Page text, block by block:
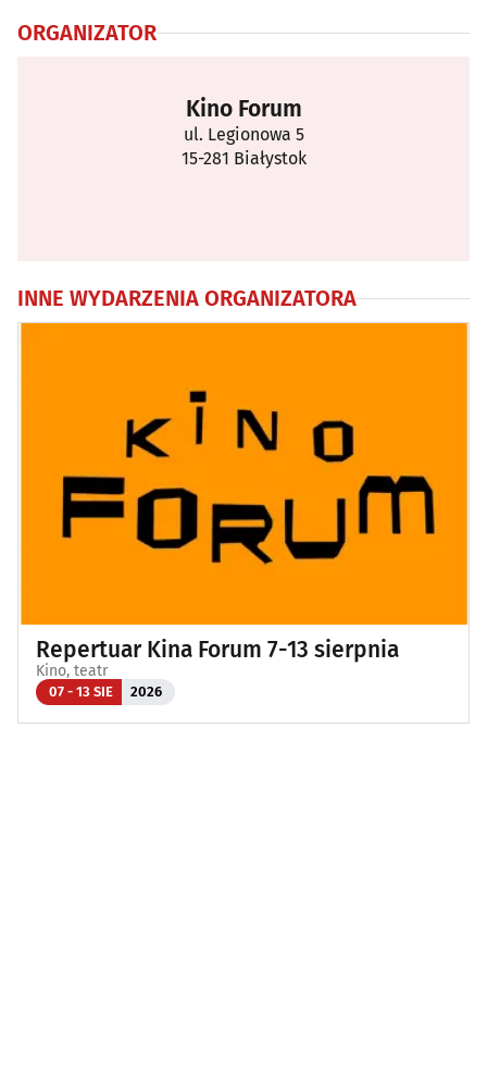
ORGANIZATOR
Kino Forum
ul. Legionowa 5
15-281 Białystok
INNE WYDARZENIA ORGANIZATORA
Repertuar Kina Forum 7-13 sierpnia
Kino, teatr
07 - 13 SIE 2026